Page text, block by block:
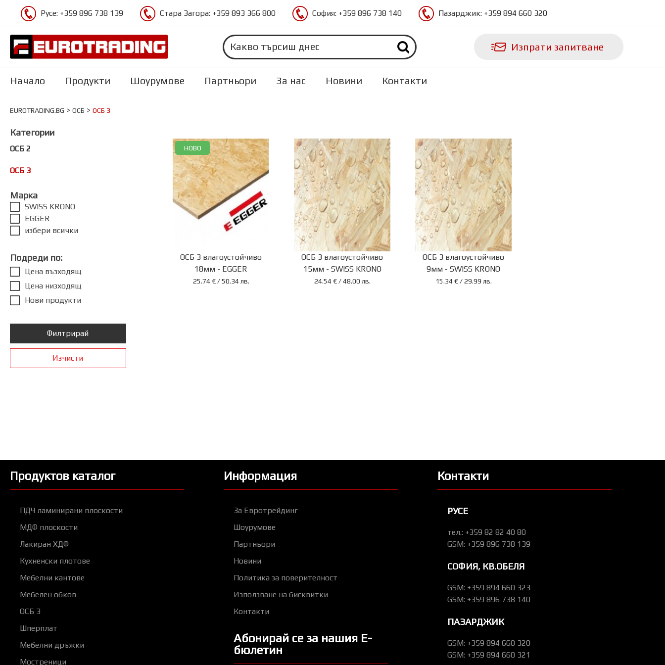
Русе: +359 896 738 139 Стара Загора: +359 893 366 800 София: +359 896 738 140 Пазарджик: +359 894 660 320
Изпрати запитване
Начало Продукти Шоурумове Партньори За нас Новини Контакти
EUROTRADING.BG > ОСБ > ОСБ 3
Категории
ОСБ 2
ОСБ 3
Марка
SWISS KRONO
EGGER
избери всички
Подреди по:
Цена възходящ
Цена низходящ
Нови продукти
Филтрирай
НОВО
ОСБ 3 влагоустойчиво
18мм - EGGER
25.74 € / 50.34 лв.
ОСБ 3 влагоустойчиво
15мм - SWISS KRONO
24.54 € / 48.00 лв.
ОСБ 3 влагоустойчиво
9мм - SWISS KRONO
15.34 € / 29.99 лв.
Продуктов каталог
ПДЧ ламинирани плоскости
МДФ плоскости
Лакиран ХДФ
Кухненски плотове
Мебелни кантове
Мебелен обков
ОСБ 3
Шперплат
Мебелни дръжки
Мостреници
Информация
За Евротрейдинг
Шоурумове
Партньори
Новини
Политика за поверителност
Използване на бисквитки
Контакти
Абонирай се за нашия Е-
бюлетин
Контакти
РУСЕ
тел.: +359 82 82 40 80
GSM: +359 896 738 139
СОФИЯ, КВ.ОБЕЛЯ
GSM: +359 894 660 323
GSM: +359 896 738 140
ПАЗАРДЖИК
GSM: +359 894 660 320
GSM: +359 894 660 321